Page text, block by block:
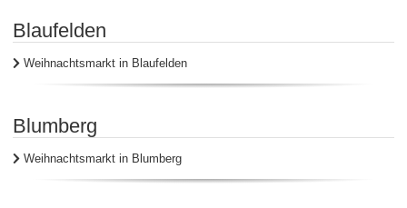
Blaufelden
Weihnachtsmarkt in Blaufelden
Blumberg
Weihnachtsmarkt in Blumberg